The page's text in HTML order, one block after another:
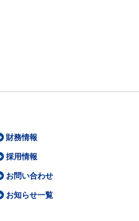
財務情報
採用情報
お問い合わせ
お知らせ一覧